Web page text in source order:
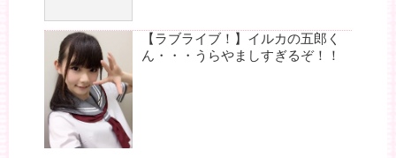
【ラブライブ！】イルカの五郎く
ん・・・うらやましすぎるぞ！！